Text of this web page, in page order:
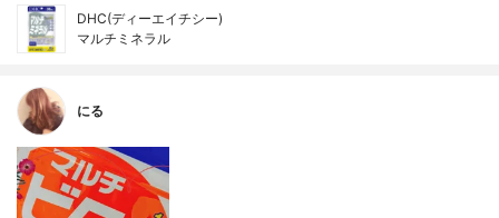
DHC(ディーエイチシー)
マルチミネラル
にる